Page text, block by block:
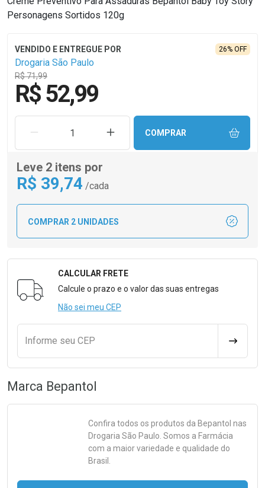
Personagens Sortidos 120g
Drogaria São Paulo
R$ 71,99
26% OFF
R$ 52,99
REMOVER UMA UNIDADEAUMENTAR UMA UNIDADE
COMPRAR
Leve 2 itens por
R$ 39,74 /cada
COMPRAR 2 UNIDADES
Formulário para Calcular o Frete
CALCULAR FRETE
Calcule o prazo e o valor das suas entregas
Não sei meu CEP
Informe seu CEP
Marca Bepantol
Confira todos os produtos da Bepantol nas
Drogaria São Paulo. Somos a Farmácia
com a maior variedade e qualidade do
Brasil.